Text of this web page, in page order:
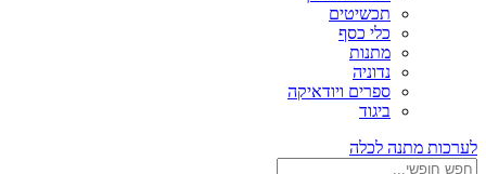
תכשיטים
כלי כסף
מתנות
נדוניה
ספרים ויודאיקה
ביגוד
לערכות מתנה לכלה